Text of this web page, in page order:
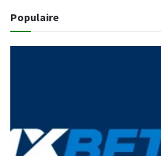
Populaire